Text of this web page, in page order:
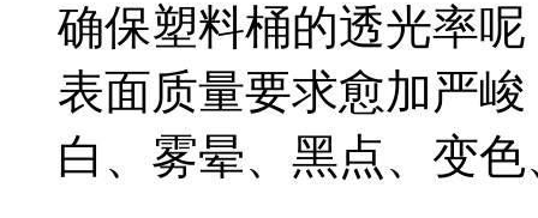
确保塑料桶的透光率
表面质量要求愈加严
白、雾晕、黑点、变